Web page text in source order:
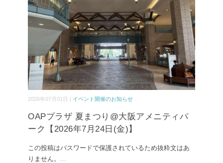
2026年07月01日 | イベント開催のお知らせ
OAPプラザ 夏まつり@大阪アメニティパ
ーク【2026年7月24日(金)】
この投稿はパスワードで保護されているため抜粋文はあ
りません。